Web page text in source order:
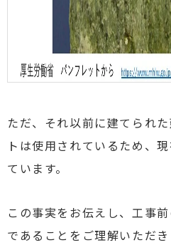
ただ、それ以前に建てられ
トは使用されているため、
ています。
この事実をお伝えし、工事
であることをご理解いただき